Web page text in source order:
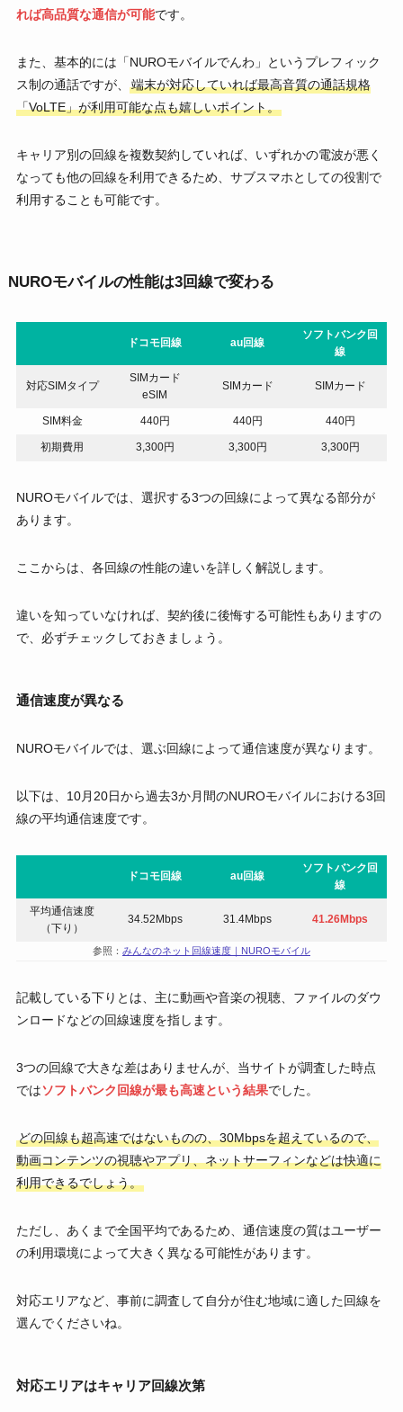
れば高品質な通信が可能です。
また、基本的には「NUROモバイルでんわ」というプレフィック
ス制の通話ですが、
端末が対応していれば最高音質の通話規格
「VoLTE」が利用可能な点も嬉しいポイント。
キャリア別の回線を複数契約していれば、いずれかの電波が悪く
なっても他の回線を利用できるため、サブスマホとしての役割で
利用することも可能です。
NUROモバイルの性能は3回線で変わる
ドコモ回線 au回線
ソフトバンク回
線
対応SIMタイプ
SIMカード
eSIM
SIMカード SIMカード
SIM料金 440円 440円 440円
初期費用 3,300円 3,300円 3,300円
NUROモバイルでは、選択する3つの回線によって異なる部分が
あります。
ここからは、各回線の性能の違いを詳しく解説します。
違いを知っていなければ、契約後に後悔する可能性もありますの
で、必ずチェックしておきましょう。
通信速度が異なる
NUROモバイルでは、選ぶ回線によって通信速度が異なります。
以下は、10月20日から過去3か月間のNUROモバイルにおける3回
線の平均通信速度です。
ドコモ回線 au回線
ソフトバンク回
線
平均通信速度
（下り）
34.52Mbps 31.4Mbps 41.26Mbps
参照： みんなのネット回線速度｜NUROモバイル
記載している下りとは、主に動画や音楽の視聴、ファイルのダウ
ンロードなどの回線速度を指します。
3つの回線で大きな差はありませんが、当サイトが調査した時点
ではソフトバンク回線が最も高速という結果でした。
どの回線も超高速ではないものの、30Mbpsを超えているので、
動画コンテンツの視聴やアプリ、ネットサーフィンなどは快適に
利用できるでしょう。
ただし、あくまで全国平均であるため、通信速度の質はユーザー
の利用環境によって大きく異なる可能性があります。
対応エリアなど、事前に調査して自分が住む地域に適した回線を
選んでくださいね。
対応エリアはキャリア回線次第